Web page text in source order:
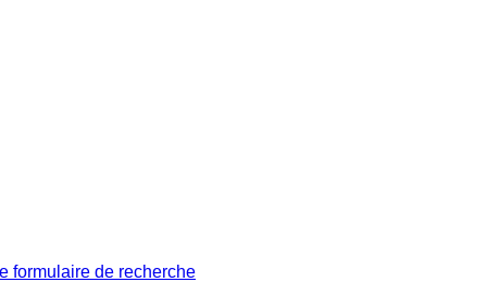
formulaire de recherche